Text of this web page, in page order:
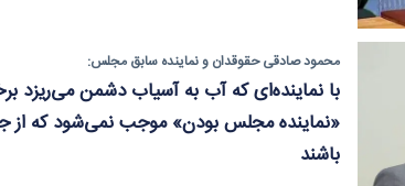
محمود صادقی حقوقدان و نماینده سابق مجلس:
با نماینده‌ای که آب به آسیاب دشمن می‌ریزد
«نماینده مجلس بودن» موجب نمی‌شود که از
باشند